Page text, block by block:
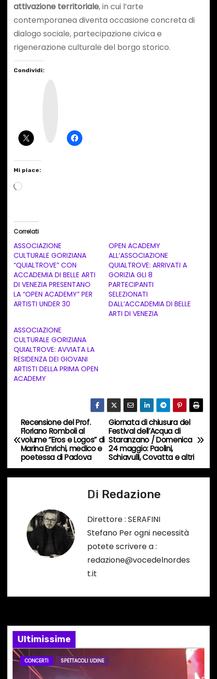
attivazione territoriale, in cui l’arte
contemporanea diventa occasione concreta di
dialogo sociale, partecipazione civica e
rigenerazione culturale del borgo storico.
Condividi:
Mi piace:
C
a
m
e
n
t
i
n
c
o
…
Correlati
ASSOCIAZIONE
CULTURALE GORIZIANA
“QUIALTROVE” CON
ACCADEMIA DI BELLE ARTI
DI VENEZIA PRESENTANO
LA “OPEN ACADEMY” PER
ARTISTI UNDER 30
OPEN ACADEMY
ALL’ASSOCIAZIONE
QUIALTROVE: ARRIVATI A
GORIZIA GLI 8
PARTECIPANTI
SELEZIONATI
DALL’ACCADEMIA DI BELLE
ARTI DI VENEZIA
ASSOCIAZIONE
CULTURALE GORIZIANA
QUIALTROVE: AVVIATA LA
RESIDENZA DEI GIOVANI
ARTISTI DELLA PRIMA OPEN
ACADEMY
N
a
v
e
a
Giornata di chiusura del
Festival dell’Acqua di
Staranzano / Domenica
24 maggio: Paolini,
Schiavulli, Covatta e altri
Recensione del Prof.
Floriano Romboli al
volume “Eros e Logos” di
Marina Enrichi, medico e
poetessa di Padova
Di Redazione
Direttore : SERAFINI
Stefano Per ogni necessità
potete scrivere a :
redazione@vocedelnordes
t.it
Ultimissime
CONCERTI SPETTACOLI UDINE